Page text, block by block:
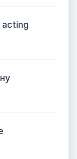
acting